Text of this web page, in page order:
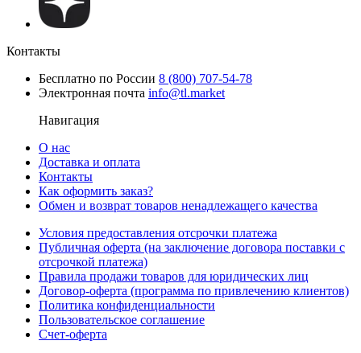
Контакты
Бесплатно по России 8 (800) 707-54-78
Электронная почта info@tl.market
Навигация
О нас
Доставка и оплата
Контакты
Как оформить заказ?
Обмен и возврат товаров ненадлежащего качества
Условия предоставления отсрочки платежа
Публичная оферта (на заключение договора поставки с
отсрочкой платежа)
Правила продажи товаров для юридических лиц
Договор-оферта (программа по привлечению клиентов)
Политика конфиденциальности
Пользовательское соглашение
Счет-оферта